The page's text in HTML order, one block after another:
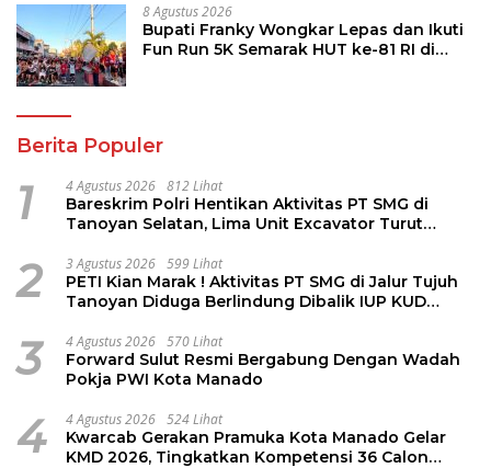
8 Agustus 2026
Bupati Franky Wongkar Lepas dan Ikuti
Fun Run 5K Semarak HUT ke-81 RI di
Berita Populer
1 4 Agustus 2026 812 Lihat
Bareskrim Polri Hentikan Aktivitas PT SMG di
Tanoyan Selatan, Lima Unit Excavator Turut
2 3 Agustus 2026 599 Lihat
PETI Kian Marak ! Aktivitas PT SMG di Jalur Tujuh
Tanoyan Diduga Berlindung Dibalik IUP KUD
3 4 Agustus 2026 570 Lihat
Forward Sulut Resmi Bergabung Dengan Wadah
Pokja PWI Kota Manado
4 4 Agustus 2026 524 Lihat
Kwarcab Gerakan Pramuka Kota Manado Gelar
KMD 2026, Tingkatkan Kompetensi 36 Calon